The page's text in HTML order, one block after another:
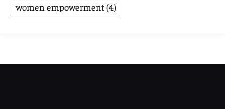
women empowerment(4)